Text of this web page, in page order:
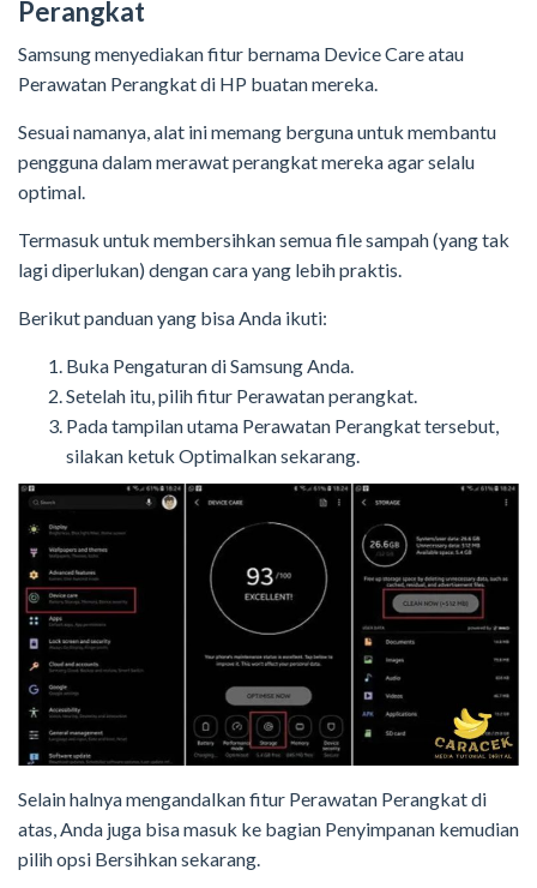
Perangkat
Samsung menyediakan fitur bernama Device Care atau
Perawatan Perangkat di HP buatan mereka.
Sesuai namanya, alat ini memang berguna untuk membantu
pengguna dalam merawat perangkat mereka agar selalu
optimal.
Termasuk untuk membersihkan semua file sampah (yang tak
lagi diperlukan) dengan cara yang lebih praktis.
Berikut panduan yang bisa Anda ikuti:
Buka Pengaturan di Samsung Anda.
Setelah itu, pilih fitur Perawatan perangkat.
Pada tampilan utama Perawatan Perangkat tersebut,
silakan ketuk Optimalkan sekarang.
Selain halnya mengandalkan fitur Perawatan Perangkat di
atas, Anda juga bisa masuk ke bagian Penyimpanan kemudian
pilih opsi Bersihkan sekarang.